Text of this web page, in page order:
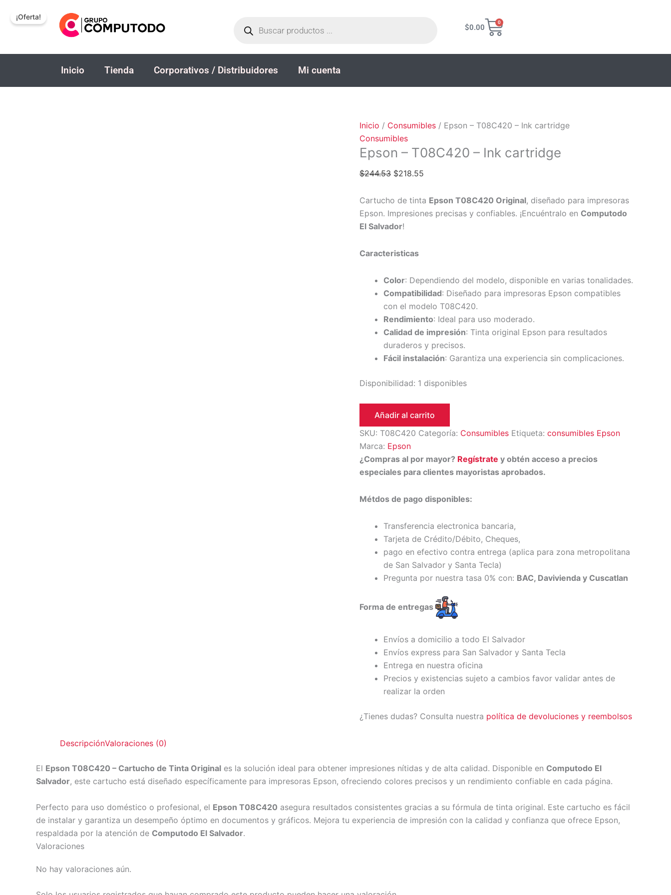
productos
$0.00
0
Carrito
Inicio Tienda Corporativos / Distribuidores Mi cuenta
¡Oferta!
Inicio / Consumibles / Epson – T08C420 – Ink cartridge
Consumibles
Epson – T08C420 – Ink cartridge
$244.53 $218.55
Cartucho de tinta Epson T08C420 Original, diseñado para impresoras
Epson. Impresiones precisas y confiables. ¡Encuéntralo en Computodo
El Salvador!
Caracteristicas
Color: Dependiendo del modelo, disponible en varias tonalidades.
Compatibilidad: Diseñado para impresoras Epson compatibles
con el modelo T08C420.
Rendimiento: Ideal para uso moderado.
Calidad de impresión: Tinta original Epson para resultados
duraderos y precisos.
Fácil instalación: Garantiza una experiencia sin complicaciones.
Disponibilidad: 1 disponibles
Añadir al carrito
SKU: T08C420 Categoría: Consumibles Etiqueta: consumibles Epson
Marca: Epson
¿Compras al por mayor? Regístrate y obtén acceso a precios
especiales para clientes mayoristas aprobados.
Métdos de pago disponibles:
Transferencia electronica bancaria,
Tarjeta de Crédito/Débito, Cheques,
pago en efectivo contra entrega (aplica para zona metropolitana
de San Salvador y Santa Tecla)
Pregunta por nuestra tasa 0% con: BAC, Davivienda y Cuscatlan
Forma de entregas
Envíos a domicilio a todo El Salvador
Envíos express para San Salvador y Santa Tecla
Entrega en nuestra oficina
Precios y existencias sujeto a cambios favor validar antes de
realizar la orden
¿Tienes dudas? Consulta nuestra política de devoluciones y reembolsos
DescripciónValoraciones (0)
El Epson T08C420 – Cartucho de Tinta Original es la solución ideal para obtener impresiones nítidas y de alta calidad. Disponible en Computodo El
Salvador, este cartucho está diseñado específicamente para impresoras Epson, ofreciendo colores precisos y un rendimiento confiable en cada página.
Perfecto para uso doméstico o profesional, el Epson T08C420 asegura resultados consistentes gracias a su fórmula de tinta original. Este cartucho es fácil
de instalar y garantiza un desempeño óptimo en documentos y gráficos. Mejora tu experiencia de impresión con la calidad y confianza que ofrece Epson,
respaldada por la atención de Computodo El Salvador.
Valoraciones
No hay valoraciones aún.